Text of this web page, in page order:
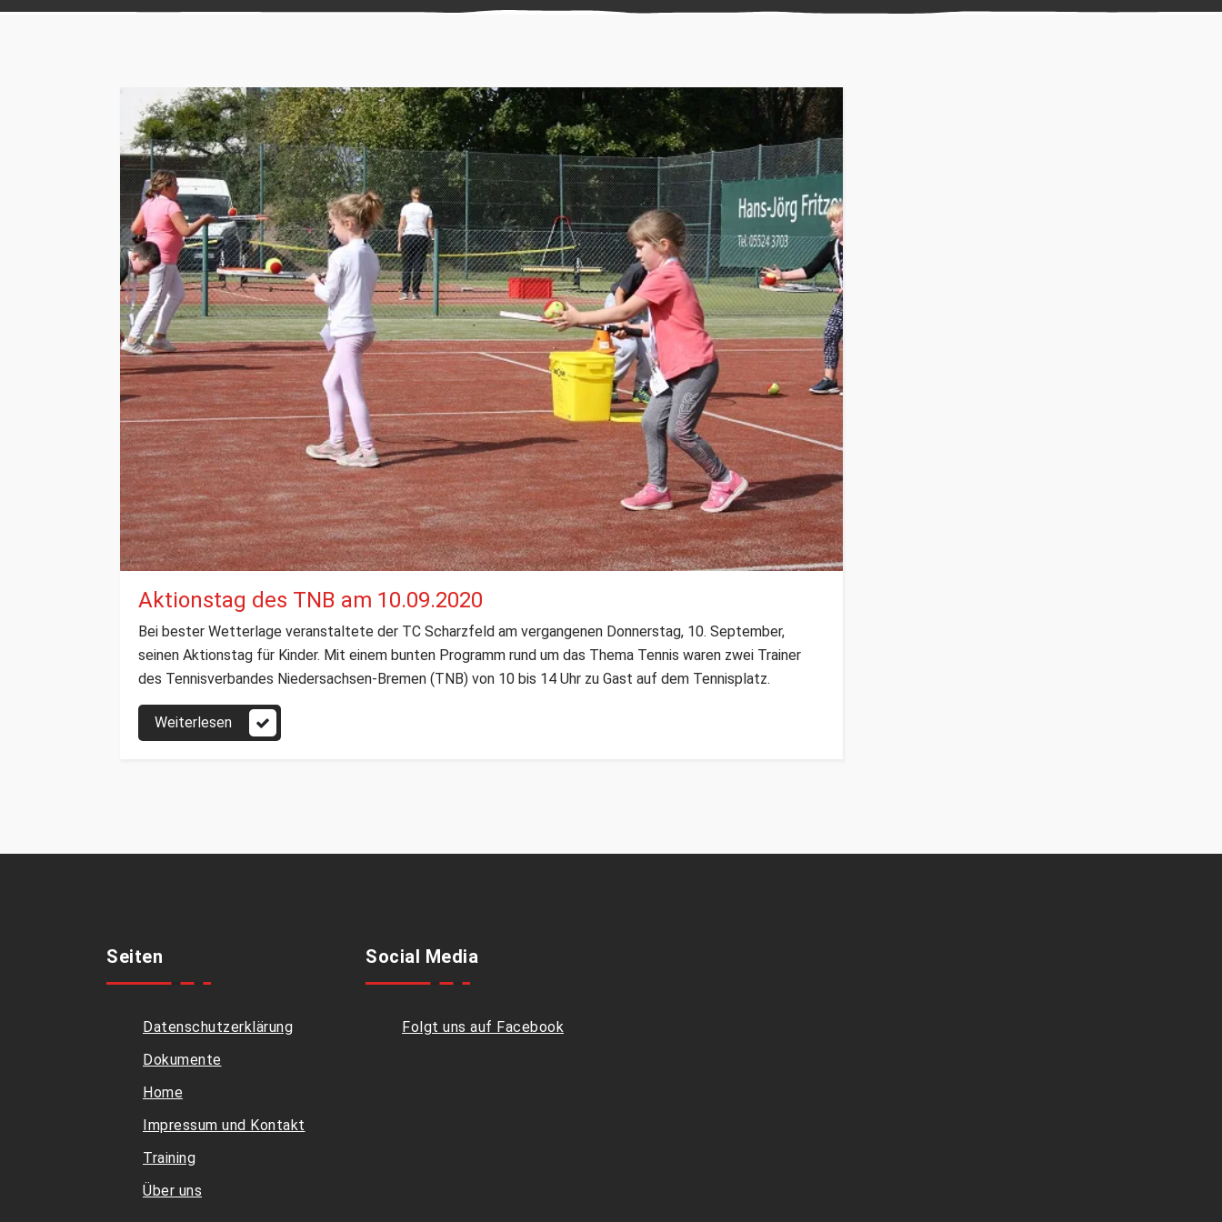
Aktionstag des TNB am 10.09.2020
Bei bester Wetterlage veranstaltete der TC Scharzfeld am vergangenen Donnerstag, 10. September,
seinen Aktionstag für Kinder. Mit einem bunten Programm rund um das Thema Tennis waren zwei Trainer
des Tennisverbandes Niedersachsen-Bremen (TNB) von 10 bis 14 Uhr zu Gast auf dem Tennisplatz.
Weiterlesen
Seiten
Datenschutzerklärung
Dokumente
Home
Impressum und Kontakt
Training
Über uns
Social Media
Folgt uns auf Facebook